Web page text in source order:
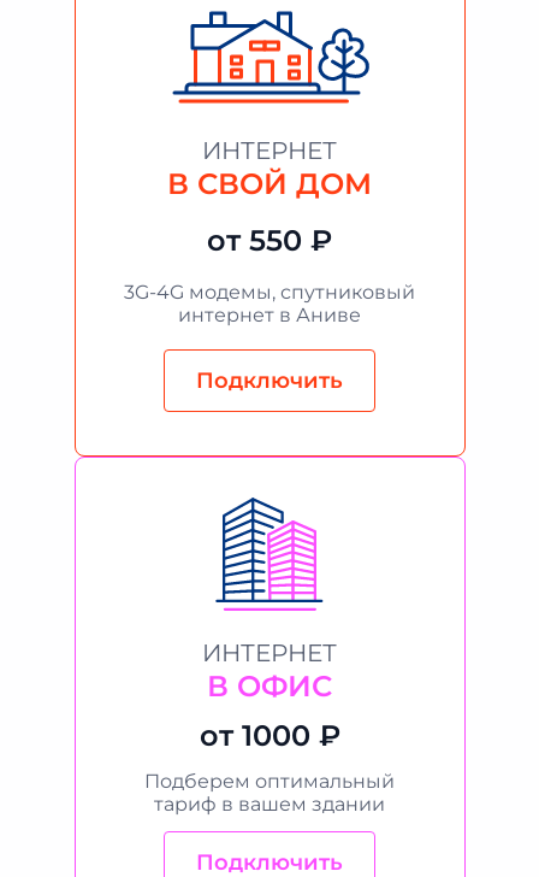
ИНТЕРНЕТ
В СВОЙ ДОМ
от 550 ₽
3G-4G модемы, спутниковый
интернет в Аниве
Подключить
ИНТЕРНЕТ
В ОФИС
от 1000 ₽
Подберем оптимальный
тариф в вашем здании
Подключить